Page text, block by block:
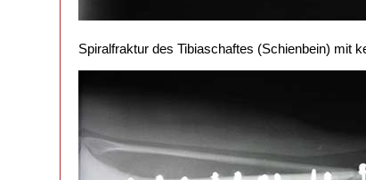
Spiralfraktur des Tibiaschaftes (Schienbein) mit